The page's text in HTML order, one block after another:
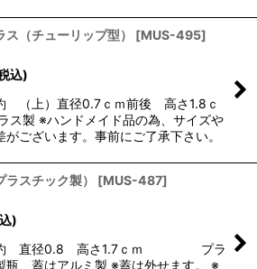
ス（チューリップ型） [MUS-495]
込)
（上）直径0.7ｃｍ前後 高さ1.8ｃ
ス製 ※ハンドメイド品の為、サイズや
がございます。事前にご了承下さい。
スチック製） [MUS-487]
)
約 直径0.8 高さ1.7ｃｍ プラ
瓶、蓋はアルミ製 ※蓋は外せます。 ※